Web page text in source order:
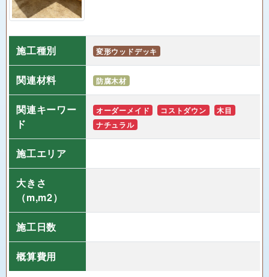
施工種別 変形ウッドデッキ
関連材料 防腐木材
関連キーワー
ド
オーダーメイド コストダウン
木目
ナチュラル
施工エリア
大きさ
（m,m2）
施工日数
概算費用